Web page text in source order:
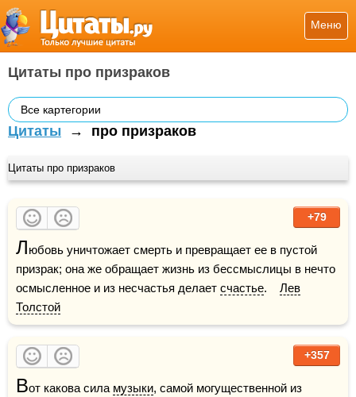
Меню
Цитаты про призраков
Все картегории
Цитаты → про призраков
Цитаты про призраков
+79
Любовь уничтожает смерть и превращает ее в пустой
призрак; она же обращает жизнь из бессмыслицы в нечто
осмысленное и из несчастья делает счастье. Лев
Толстой
+357
Вот какова сила музыки, самой могущественной из